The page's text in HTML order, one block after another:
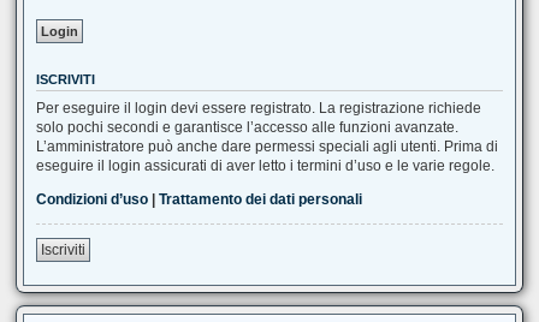
ISCRIVITI
Per eseguire il login devi essere registrato. La registrazione richiede
solo pochi secondi e garantisce l’accesso alle funzioni avanzate.
L’amministratore può anche dare permessi speciali agli utenti. Prima di
eseguire il login assicurati di aver letto i termini d’uso e le varie regole.
Condizioni d’uso | Trattamento dei dati personali
Iscriviti